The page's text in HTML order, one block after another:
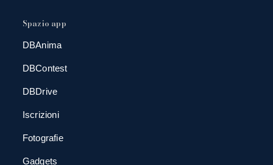
Spazio app
DBAnima
DBContest
DBDrive
Iscrizioni
Fotografie
Gadgets